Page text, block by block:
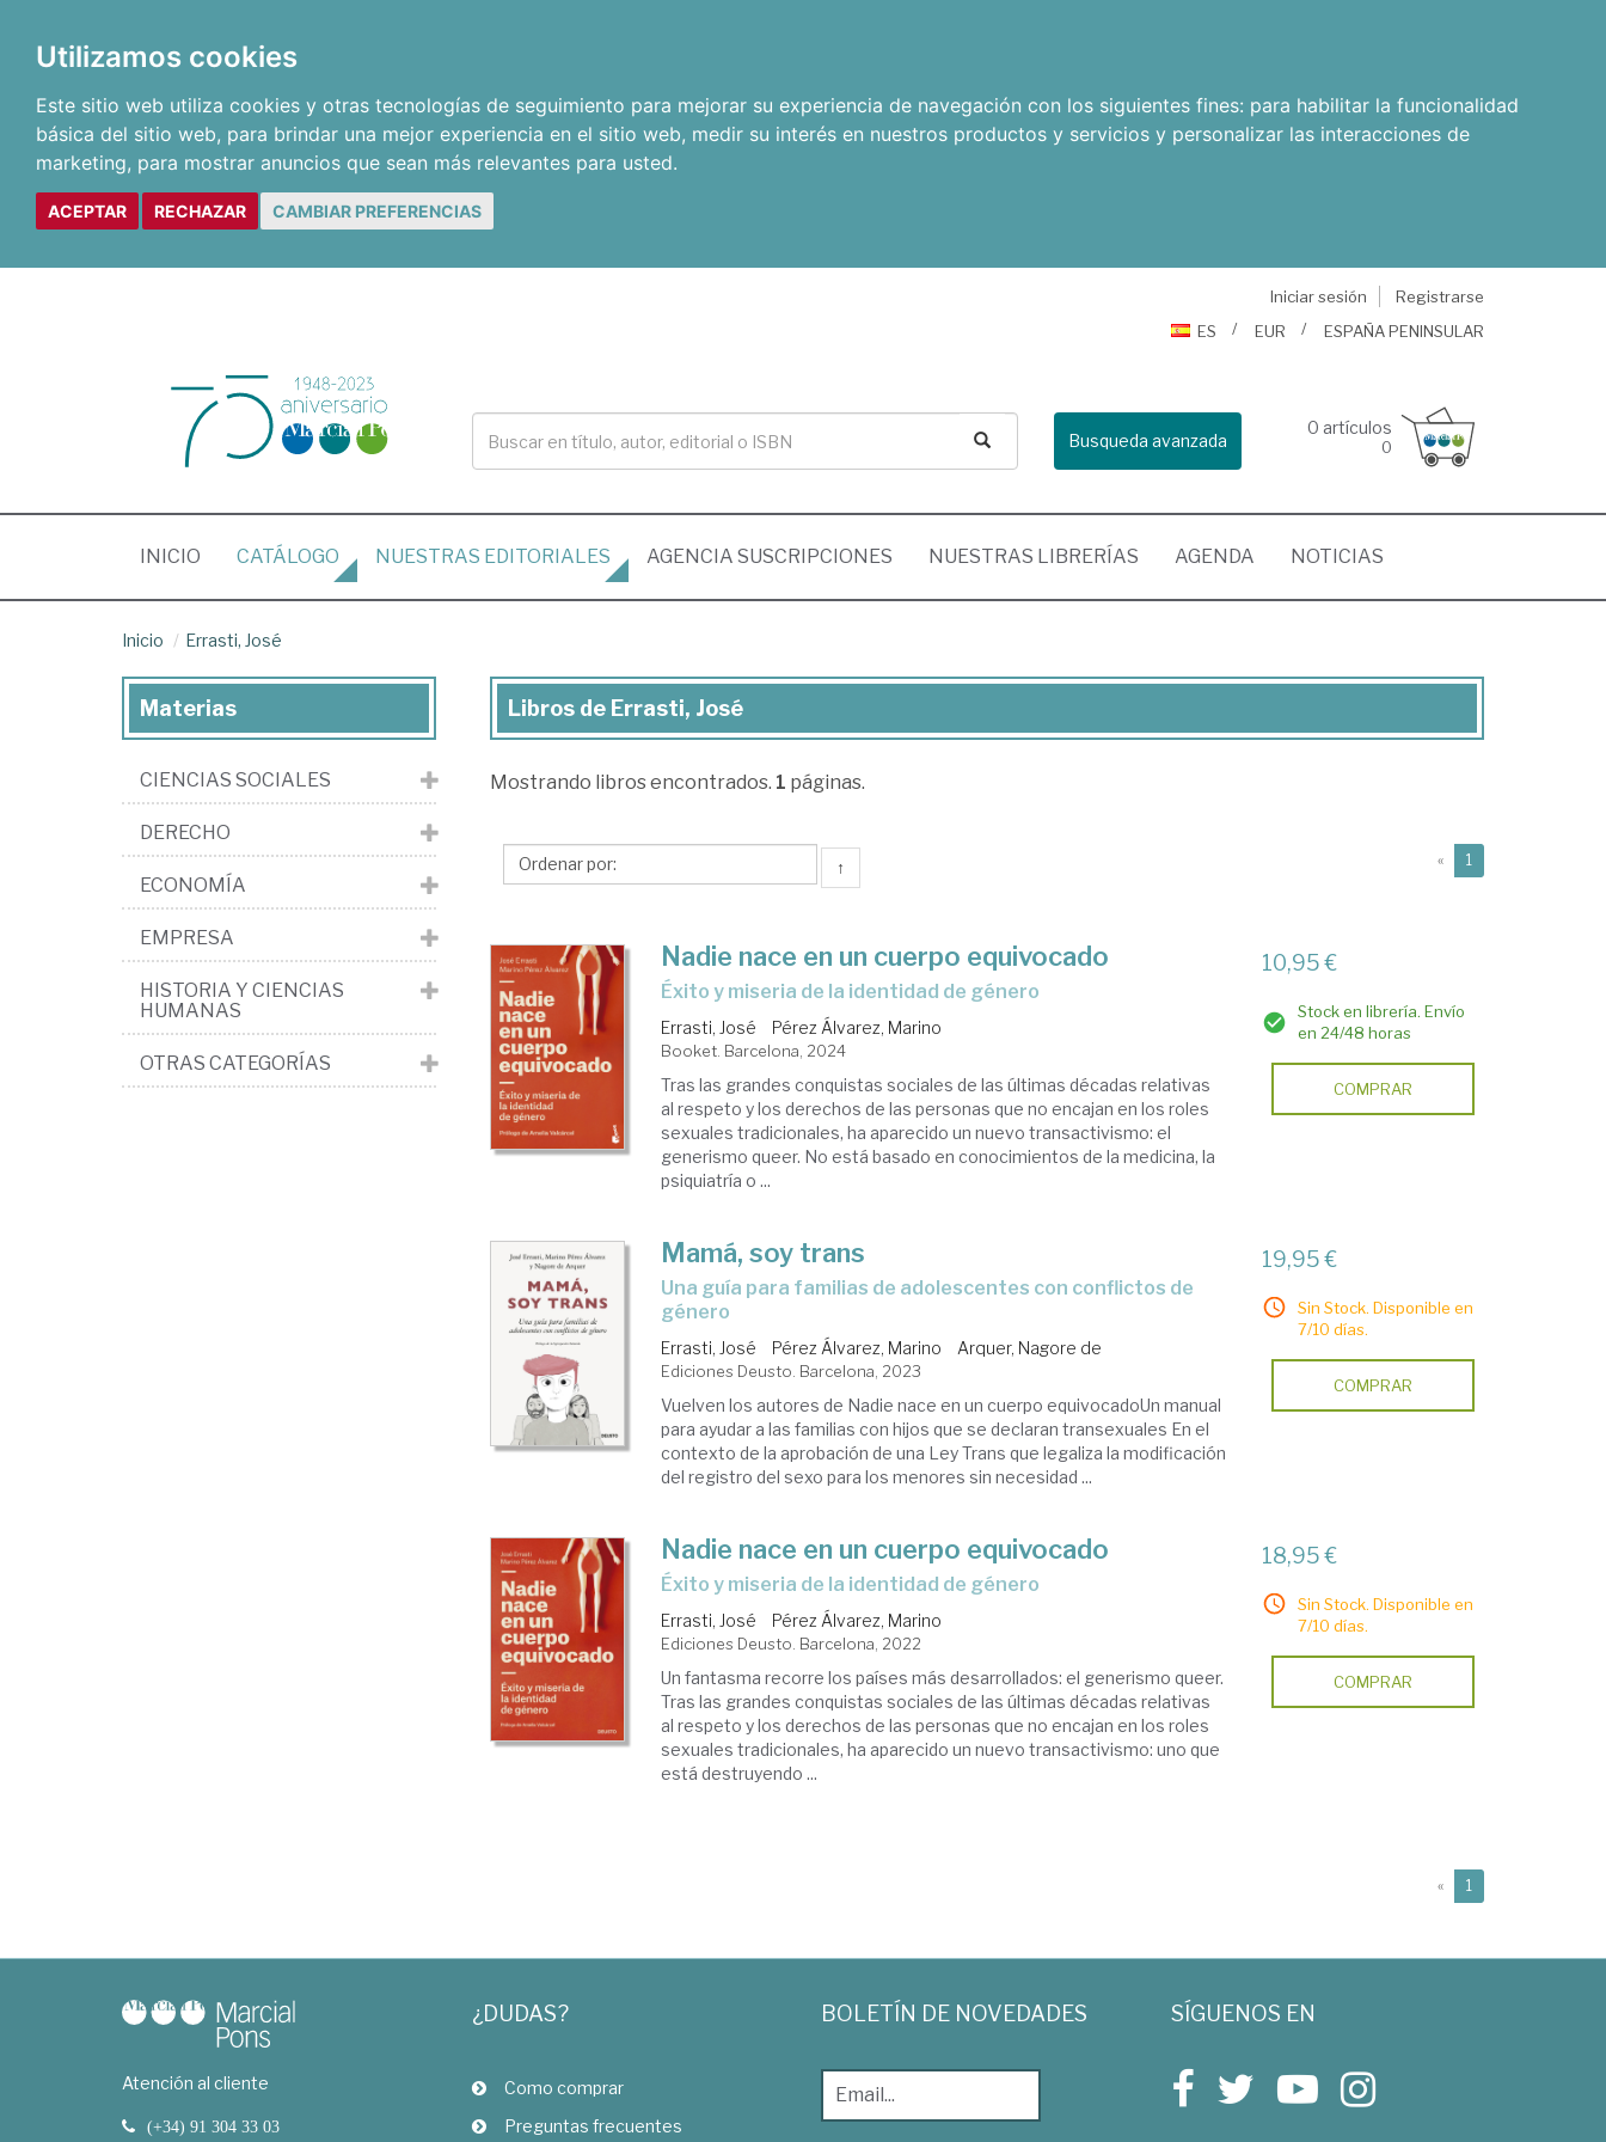
Utilizamos cookies
Este sitio web utiliza cookies y otras tecnologías de seguimiento para mejorar su experiencia de navegación con los siguientes fines: para habilitar la funcionalidad
básica del sitio web, para brindar una mejor experiencia en el sitio web, medir su interés en nuestros productos y servicios y personalizar las interacciones de
marketing, para mostrar anuncios que sean más relevantes para usted.
ACEPTAR RECHAZAR CAMBIAR PREFERENCIAS
Iniciar sesión
Registrarse
ES
EUR ESPAÑA PENINSULAR
Busqueda avanzada
0 artículos
0
INICIO (CURRENT)
CATÁLOGO NUESTRAS EDITORIALES AGENCIA SUSCRIPCIONES NUESTRAS LIBRERÍAS AGENDA NOTICIAS
Inicio Errasti, José
Libros
Errasti,
Libros de Errasti, José
Mostrando libros encontrados. 1 páginas.
↑ « 1
Nadie nace en un cuerpo equivocado
Éxito y miseria de la identidad de género
Errasti, José Pérez Álvarez, Marino
Booket. Barcelona, 2024
Tras las grandes conquistas sociales de las últimas décadas relativas
al respeto y los derechos de las personas que no encajan en los roles
sexuales tradicionales, ha aparecido un nuevo transactivismo: el
generismo queer. No está basado en conocimientos de la medicina, la
psiquiatría o ...
10,95 €
Stock en librería. Envío
en 24/48 horas
COMPRAR
Mamá, soy trans
una guía para familias de adolescentes con conflictos de
género
Errasti, José Pérez Álvarez, Marino Arquer, Nagore de
Ediciones Deusto. Barcelona, 2023
Vuelven los autores de Nadie nace en un cuerpo equivocadoUn manual
para ayudar a las familias con hijos que se declaran transexuales En el
contexto de la aprobación de una Ley Trans que legaliza la modificación
del registro del sexo para los menores sin necesidad ...
19,95 €
Sin Stock. Disponible en
7/10 días.
COMPRAR
Nadie nace en un cuerpo equivocado
éxito y miseria de la identidad de género
Errasti, José Pérez Álvarez, Marino
Ediciones Deusto. Barcelona, 2022
Un fantasma recorre los países más desarrollados: el generismo queer.
Tras las grandes conquistas sociales de las últimas décadas relativas
al respeto y los derechos de las personas que no encajan en los roles
sexuales tradicionales, ha aparecido un nuevo transactivismo: uno que
está destruyendo ...
18,95 €
Sin Stock. Disponible en
7/10 días.
COMPRAR
« 1
Materias
CIENCIAS SOCIALES
DERECHO
ECONOMÍA
EMPRESA
HISTORIA Y CIENCIAS
HUMANAS
OTRAS CATEGORÍAS
Atención al cliente
(+34) 91 304 33 03
¿DUDAS?
Como comprar
Preguntas frecuentes
BOLETÍN DE NOVEDADES SÍGUENOS EN